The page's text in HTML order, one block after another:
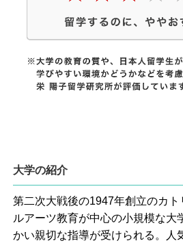
大学の紹介
第二次大戦後の1947年創立のカ
ルアーツ教育が中心の小規模な大
かい親切な指導が受けられる。人